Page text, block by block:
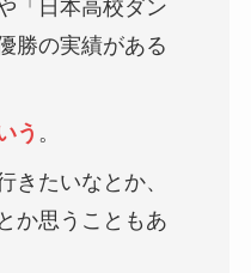
「日本高校ダン
勝の実績がある
う 。
きたいなとか、
か思うこともあ